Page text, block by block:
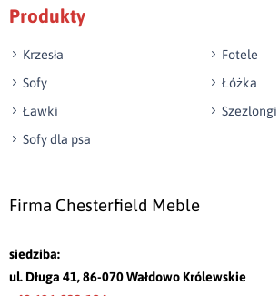
Produkty
Krzesła
Fotele
Sofy
Łóżka
Ławki
Szezlongi
Sofy dla psa
Firma Chesterfield Meble
siedziba:
ul. Długa 41, 86-070 Wałdowo Królewskie